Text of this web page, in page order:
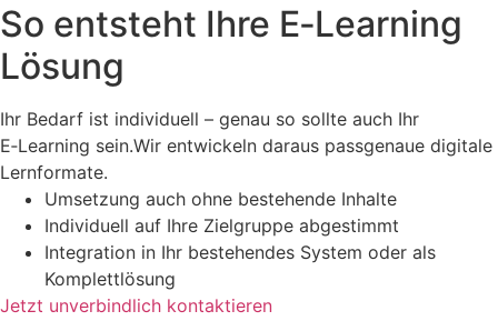
So entsteht Ihre E‑Learning
Lösung
Ihr Bedarf ist individuell – genau so sollte auch Ihr
E‑Learning sein.Wir entwickeln daraus passgenaue digitale
Lernformate.
Umsetzung auch ohne bestehende Inhalte
Individuell auf Ihre Zielgruppe abgestimmt
Integration in Ihr bestehendes System oder als
Komplettlösung
Jetzt unverbindlich kontaktieren